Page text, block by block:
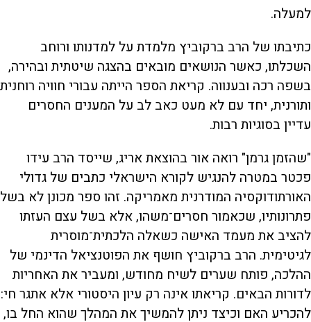
למעלה.
כתיבתו של הרב ברקוביץ מלמדת על למדנותו ורוחב
השכלתו, כאשר הנושאים מובאים בהצגה שיטתית ובהירה,
בשפה רכה ובענווה. קריאת הספר הייתה עבורי חוויה רוחנית
ותורנית, יחד עם לא מעט כאב לב על המענים החסרים
עדיין בסוגיות רבות.
"שהזמן גרמן" רואה אור בהוצאת אריג, שייסד הרב עידו
פכטר במטרה להנגיש לקורא הישראלי כתבים של גדולי
האורתודוקסיה המודרנית מאמריקה. זהו ספר מכונן לא בשל
פתרונותיו, שכאמור חסרים־משהו, אלא בשל עצם העזתו
להציב את מעמד האישה כשאלה הלכתית־מוסרית
לגיטימית. הרב ברקוביץ חושף את הפוטנציאל הדינמי של
ההלכה, פותח שערים לשיח מחודש, ומעביר את האחריות
לדורות הבאים. קריאתו אינה רק עיון היסטורי אלא אתגר חי:
להכריע האם וכיצד ניתן להמשיך את המהלך שהוא החל בו,